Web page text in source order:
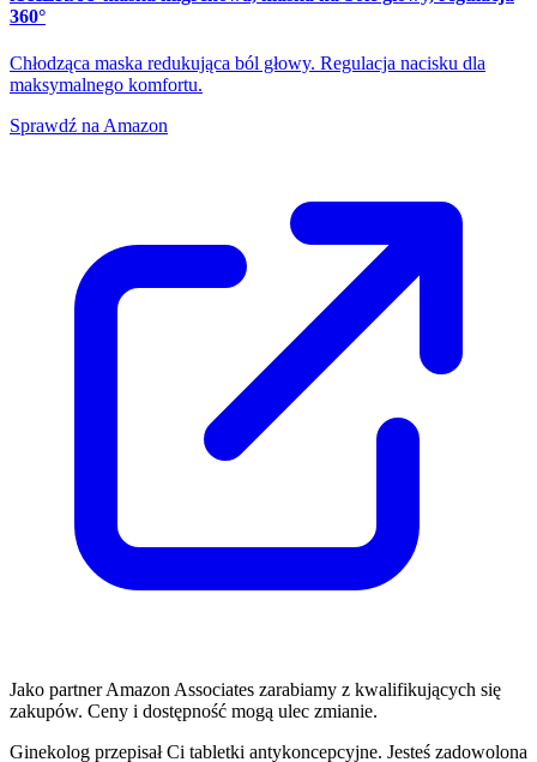
360°
Chłodząca maska redukująca ból głowy. Regulacja nacisku dla
maksymalnego komfortu.
Sprawdź na Amazon
Jako partner Amazon Associates zarabiamy z kwalifikujących się
zakupów. Ceny i dostępność mogą ulec zmianie.
Ginekolog przepisał Ci tabletki antykoncepcyjne. Jesteś zadowolona